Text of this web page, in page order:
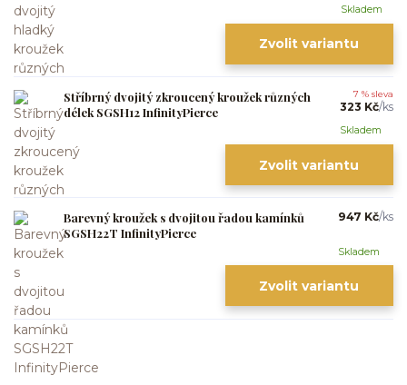
Skladem
Zvolit variantu
Stříbrný dvojitý zkroucený kroužek různých
délek SGSH12 InfinityPierce
7 % sleva
323 Kč/ks
Skladem
Zvolit variantu
Barevný kroužek s dvojitou řadou kamínků
SGSH22T InfinityPierce
947 Kč/ks
Skladem
Zvolit variantu